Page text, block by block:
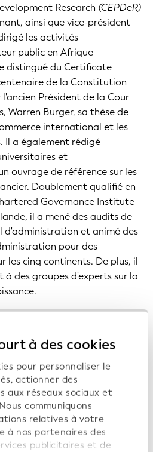
à des cookies
pour personnaliser le
actionner des
aux réseaux sociaux et
communiquons
relatives à votre
à nos partenaires des
publicitaires et de
Research (CEPDeR)
ainsi que vice-président
les activités
public en Afrique
distingué du Certificate
de la Constitution
Président de la Cour
Warren Burger, sa thèse de
international et les
Il a également rédigé
et
ouvrage de référence sur les
Doublement qualifié en
Governance Institute
il a mené des audits de
d'administration et animé des
pour des
les cinq continents. De plus, il
des groupes d'experts sur la